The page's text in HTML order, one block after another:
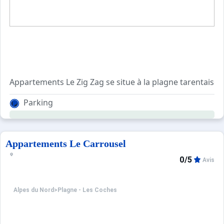
Appartements Le Zig Zag se situe à la plagne tarentaise
Agréable et confortable, de 3 étages avec ascenseur,
Pour votre confort, vous trouverez sur place : un
Parking
Appartements Le Carrousel
Alpes du Nord > Plagne - Les Coches
0/5 Avis